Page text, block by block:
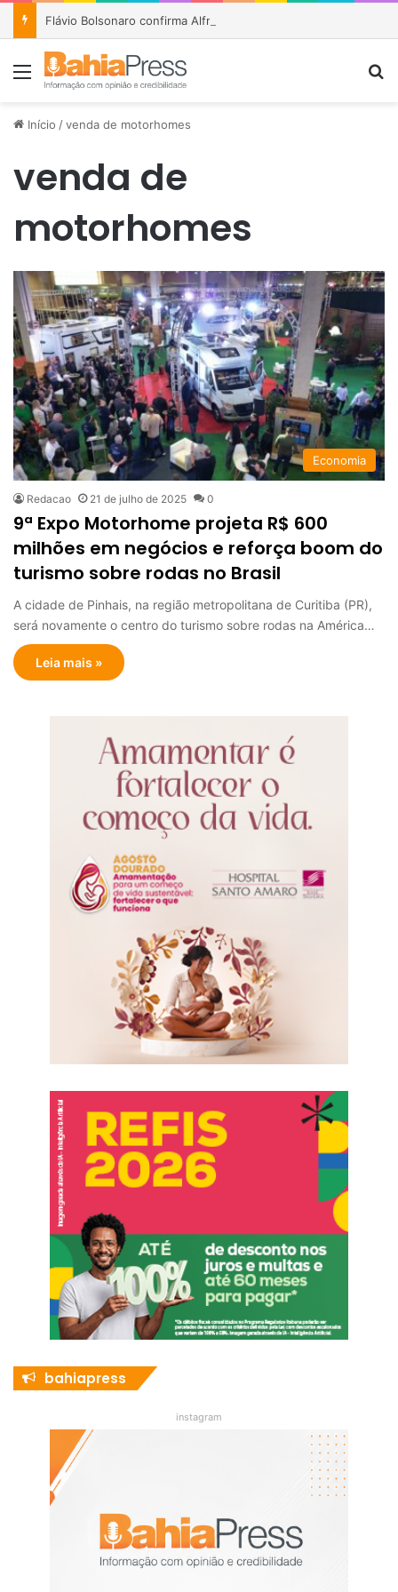
Menu
Início /venda de motorhomes
venda de
motorhomes
Economia
Redacao 21 de julho de 2025 0
9ª Expo Motorhome projeta R$ 600
milhões em negócios e reforça boom do
turismo sobre rodas no Brasil
A cidade de Pinhais, na região metropolitana de Curitiba (PR),
será novamente o centro do turismo sobre rodas na América…
Leia mais »
bahiapress
instagram